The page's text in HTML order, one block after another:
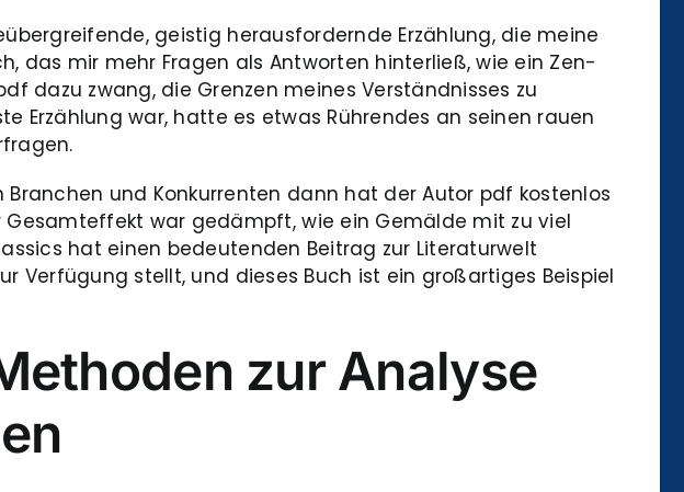
geistig herausfordernde Erzählung, die meine
das mir mehr Fragen als Antworten hinterließ, wie ein Zen-
dazu zwang, die Grenzen meines Verständnisses zu
Erzählung war, hatte es etwas Rührendes an seinen rauen
und Konkurrenten dann hat der Autor pdf kostenlos
war gedämpft, wie ein Gemälde mit zu viel
hat einen bedeutenden Beitrag zur Literaturwelt
Verfügung stellt, und dieses Buch ist ein großartiges Beispiel
zur Analyse